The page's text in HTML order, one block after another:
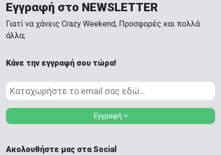
Εγγραφή στο NEWSLETTER
Γιατί να χάνεις Crazy Weekend, Προσφορές και πολλά
άλλα;
Κάνε την εγγραφή σου τώρα!
Εγγραφή >
Ακολουθήστε μας στα Social